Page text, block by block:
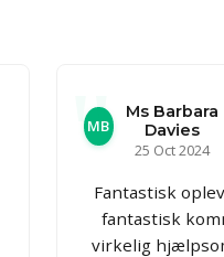
MB
Ms Barbara
Davies
25 Oct 2024
Fantastisk
fantastisk
virkelig